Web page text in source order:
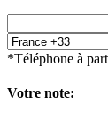
*Téléphone à
Votre note: